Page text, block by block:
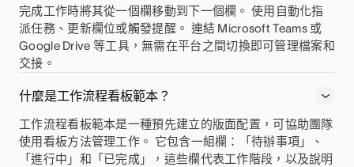
完成工作時將其從一個欄移動到下一個欄。 使用自動化指
派任務、更新欄位或觸發提醒。 連結 Microsoft Teams 或
Google Drive 等工具，無需在平台之間切換即可管理檔案和
交接。
什麼是工作流程看板範本？
工作流程看板範本是一種預先建立的版面配置，可協助團隊
使用看板方法管理工作。 它包含一組欄：「待辦事項」、
「進行中」和「已完成」，這些欄代表工作階段，以及說明